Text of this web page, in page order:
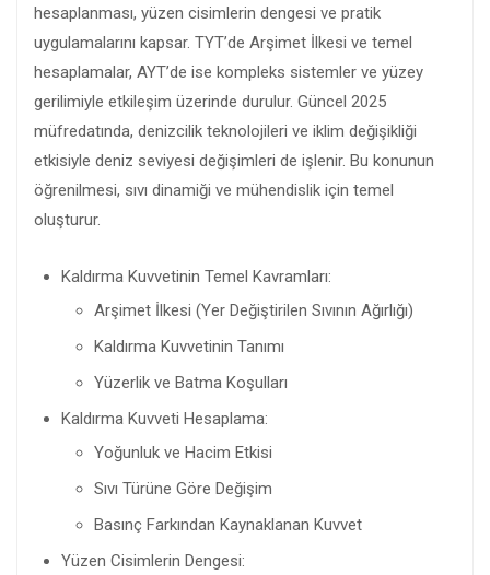
hesaplanması, yüzen cisimlerin dengesi ve pratik
uygulamalarını kapsar. TYT’de Arşimet İlkesi ve temel
hesaplamalar, AYT’de ise kompleks sistemler ve yüzey
gerilimiyle etkileşim üzerinde durulur. Güncel 2025
müfredatında, denizcilik teknolojileri ve iklim değişikliği
etkisiyle deniz seviyesi değişimleri de işlenir. Bu konunun
öğrenilmesi, sıvı dinamiği ve mühendislik için temel
oluşturur.
Kaldırma Kuvvetinin Temel Kavramları:
Arşimet İlkesi (Yer Değiştirilen Sıvının Ağırlığı)
Kaldırma Kuvvetinin Tanımı
Yüzerlik ve Batma Koşulları
Kaldırma Kuvveti Hesaplama:
Yoğunluk ve Hacim Etkisi
Sıvı Türüne Göre Değişim
Basınç Farkından Kaynaklanan Kuvvet
Yüzen Cisimlerin Dengesi: